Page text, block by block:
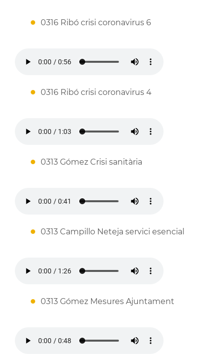
0316 Ribó crisi coronavirus 6
0316 Ribó crisi coronavirus 4
0313 Gómez Crisi sanitària
0313 Campillo Neteja servici esencial
0313 Gómez Mesures Ajuntament